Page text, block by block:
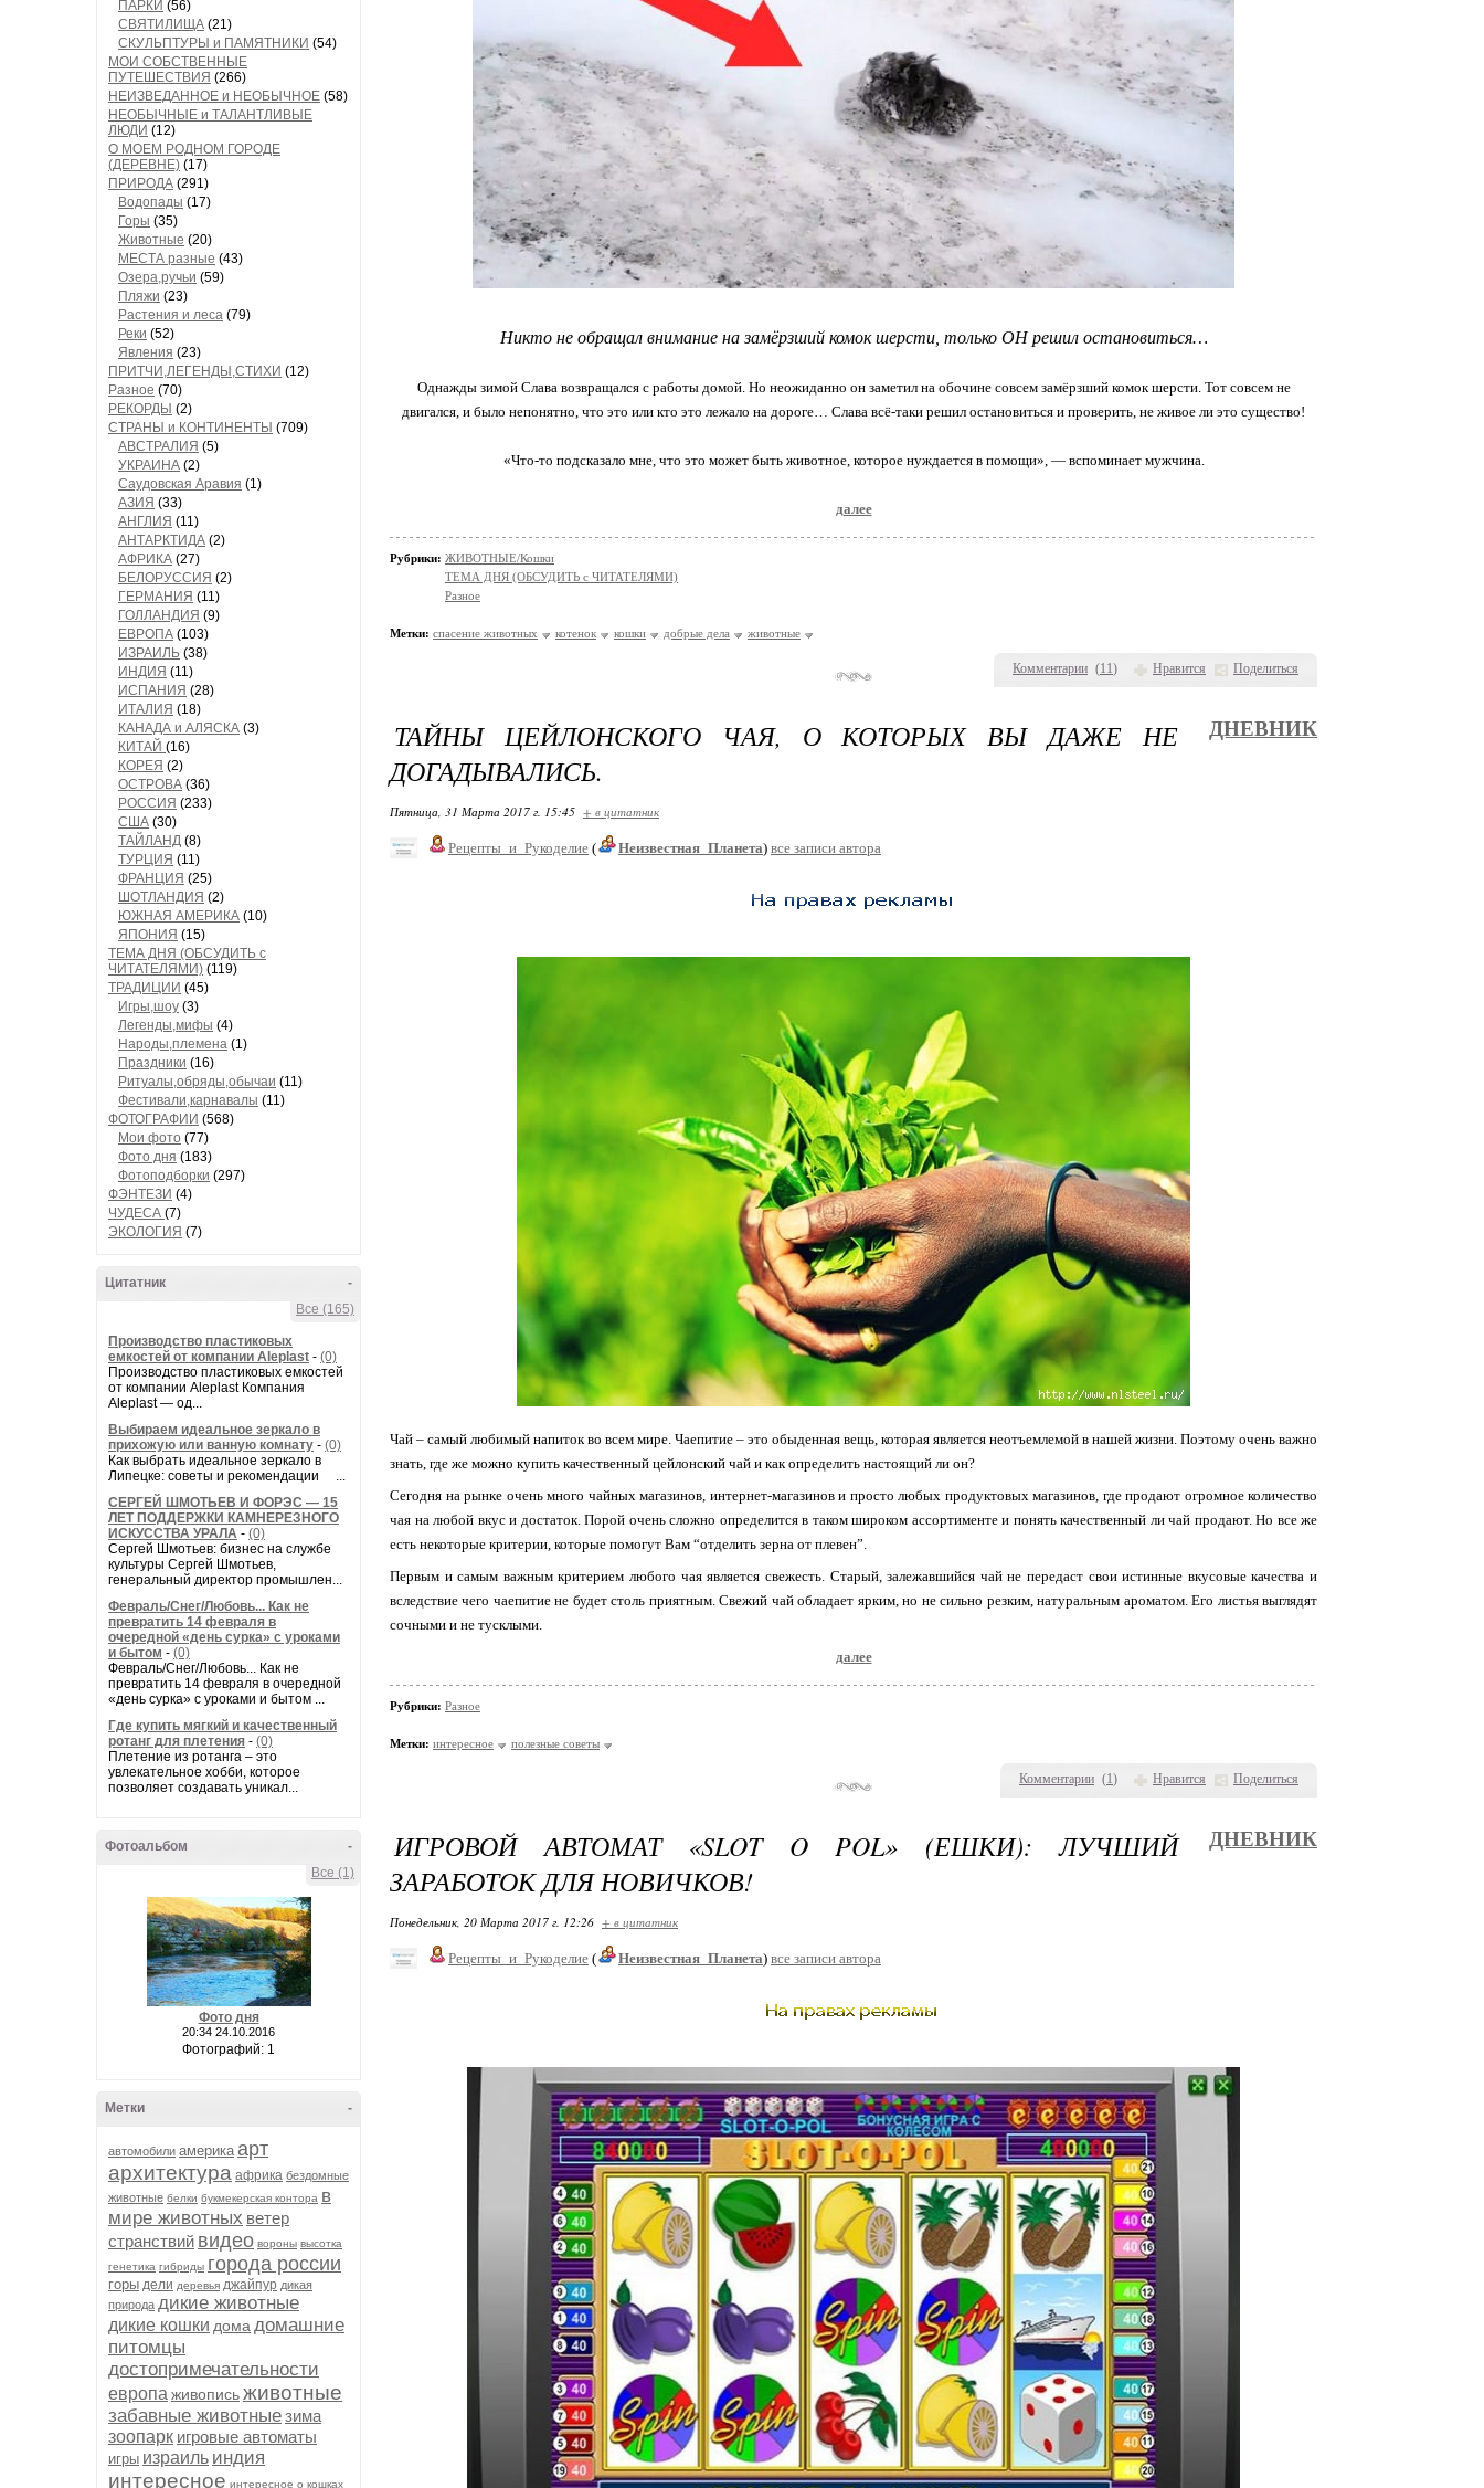
ПАРКИ (56)
СВЯТИЛИЩА (21)
СКУЛЬПТУРЫ и ПАМЯТНИКИ (54)
МОИ СОБСТВЕННЫЕ
ПУТЕШЕСТВИЯ (266)
НЕИЗВЕДАННОЕ и НЕОБЫЧНОЕ (58)
НЕОБЫЧНЫЕ и ТАЛАНТЛИВЫЕ
ЛЮДИ (12)
О МОЕМ РОДНОМ ГОРОДЕ
(ДЕРЕВНЕ) (17)
ПРИРОДА (291)
Водопады (17)
Горы (35)
Животные (20)
МЕСТА разные (43)
Озера,ручьи (59)
Пляжи (23)
Растения и леса (79)
Реки (52)
Явления (23)
ПРИТЧИ,ЛЕГЕНДЫ,СТИХИ (12)
Разное (70)
РЕКОРДЫ (2)
СТРАНЫ и КОНТИНЕНТЫ (709)
АВСТРАЛИЯ (5)
УКРАИНА (2)
Саудовская Аравия (1)
АЗИЯ (33)
АНГЛИЯ (11)
АНТАРКТИДА (2)
АФРИКА (27)
БЕЛОРУССИЯ (2)
ГЕРМАНИЯ (11)
ГОЛЛАНДИЯ (9)
ЕВРОПА (103)
ИЗРАИЛЬ (38)
ИНДИЯ (11)
ИСПАНИЯ (28)
ИТАЛИЯ (18)
КАНАДА и АЛЯСКА (3)
КИТАЙ (16)
КОРЕЯ (2)
ОСТРОВА (36)
РОССИЯ (233)
США (30)
ТАЙЛАНД (8)
ТУРЦИЯ (11)
ФРАНЦИЯ (25)
ШОТЛАНДИЯ (2)
ЮЖНАЯ АМЕРИКА (10)
ЯПОНИЯ (15)
ТЕМА ДНЯ (ОБСУДИТЬ с
ЧИТАТЕЛЯМИ) (119)
ТРАДИЦИИ (45)
Игры,шоу (3)
Легенды,мифы (4)
Народы,племена (1)
Праздники (16)
Ритуалы,обряды,обычаи (11)
Фестивали,карнавалы (11)
ФОТОГРАФИИ (568)
Мои фото (77)
Фото дня (183)
Фотоподборки (297)
ФЭНТЕЗИ (4)
ЧУДЕСА (7)
ЭКОЛОГИЯ (7)
-
Цитатник
Все (165)
Производство пластиковых
емкостей от компании Aleplast - (0)
Производство пластиковых емкостей
от компании Aleplast Компания
Aleplast — од...
Выбираем идеальное зеркало в
прихожую или ванную комнату - (0)
Как выбрать идеальное зеркало в
Липецке: советы и рекомендации ...
СЕРГЕЙ ШМОТЬЕВ И ФОРЭС — 15
ЛЕТ ПОДДЕРЖКИ КАМНЕРЕЗНОГО
ИСКУССТВА УРАЛА - (0)
Сергей Шмотьев: бизнес на службе
культуры Сергей Шмотьев,
генеральный директор промышлен...
Февраль/Снег/Любовь... Как не
превратить 14 февраля в
очередной «день сурка» с уроками
и бытом - (0)
Февраль/Снег/Любовь... Как не
превратить 14 февраля в очередной
«день сурка» с уроками и бытом ...
Где купить мягкий и качественный
ротанг для плетения - (0)
Плетение из ротанга – это
увлекательное хобби, которое
позволяет создавать уникал...
-
Фотоальбом
Все (1)
Фото дня
20:34 24.10.2016
Фотографий: 1
-
Метки
автомобили америка арт
архитектура африка бездомные
животные белки букмекерская контора в
мире животных ветер
странствий видео вороны высотка
генетика гибриды города россии
горы дели деревья джайпур дикая
природа дикие животные
дикие кошки дома домашние
питомцы
достопримечательности
европа живописьживотные
забавные животныезима
зоопарк игровые автоматы
игры израиль индия
интересное интересное о кошках
Комментарии (11) Нравится Поделиться
Никто не обращал внимание на замёрзший комок шерсти, только ОН решил остановиться…
Однажды зимой Слава возвращался с работы домой. Но неожиданно он заметил на обочине совсем замёрзший комок шерсти. Тот совсем не
двигался, и было непонятно, что это или кто это лежало на дороге… Слава всё-таки решил остановиться и проверить, не живое ли это существо!
«Что-то подсказало мне, что это может быть животное, которое нуждается в помощи», — вспоминает мужчина.
далее
Рубрики: ЖИВОТНЫЕ/Кошки
ТЕМА ДНЯ (ОБСУДИТЬ с ЧИТАТЕЛЯМИ)
Разное
Метки: спасение животных котенок кошки добрые дела животные
Комментарии (1) Нравится Поделиться
ТАЙНЫ ЦЕЙЛОНСКОГО ЧАЯ, О КОТОРЫХ ВЫ ДАЖЕ НЕ
ДОГАДЫВАЛИСЬ.
ДНЕВНИК
Пятница, 31 Марта 2017 г. 15:45 + в цитатник
Рецепты_и_Рукоделие ( Неизвестная_Планета) все записи автора
Чай – самый любимый напиток во всем мире. Чаепитие – это обыденная вещь, которая является неотъемлемой в нашей жизни. Поэтому очень важно
знать, где же можно купить качественный цейлонский чай и как определить настоящий ли он?
Сегодня на рынке очень много чайных магазинов, интернет-магазинов и просто любых продуктовых магазинов, где продают огромное количество
чая на любой вкус и достаток. Порой очень сложно определится в таком широком ассортименте и понять качественный ли чай продают. Но все же
есть некоторые критерии, которые помогут Вам “отделить зерна от плевен”.
Первым и самым важным критерием любого чая является свежесть. Старый, залежавшийся чай не передаст свои истинные вкусовые качества и
вследствие чего чаепитие не будет столь приятным. Свежий чай обладает ярким, но не сильно резким, натуральным ароматом. Его листья выглядят
сочными и не тусклыми.
далее
Рубрики: Разное
Метки: интересное полезные советы
ИГРОВОЙ АВТОМАТ «SLOT O POL» (ЕШКИ): ЛУЧШИЙ
ЗАРАБОТОК ДЛЯ НОВИЧКОВ!
ДНЕВНИК
Понедельник, 20 Марта 2017 г. 12:26 + в цитатник
Рецепты_и_Рукоделие ( Неизвестная_Планета) все записи автора